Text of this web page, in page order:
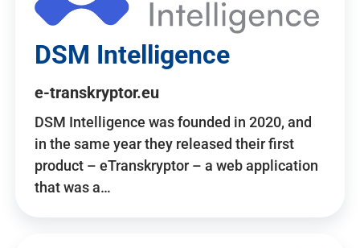
DSM Intelligence
e-transkryptor.eu
DSM Intelligence was founded in 2020, and
in the same year they released their first
product – eTranskryptor – a web application
that was a…